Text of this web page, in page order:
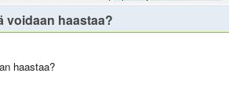
voidaan haastaa?
haastaa?